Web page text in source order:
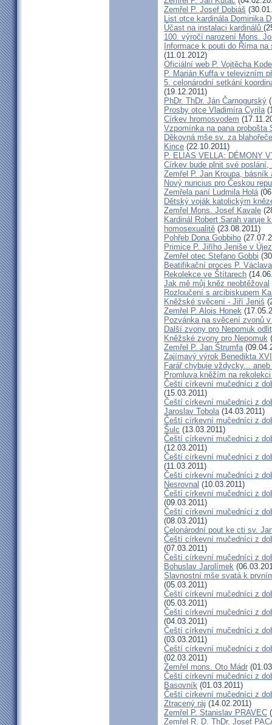
Zemřel P. Josef Dobiáš
List otce kardinála Dominika
Účast na instalaci kardinálů
100. výročí narození Mons.
Informace k pouti do Říma
(11.01.2012)
Oficiální web P. Vojtěcha
P. Marián Kuffa v televizním
5. celonárodní setkání
(19.12.2011)
PhDr. ThDr. Ján Čarnogurský
Prosby otce Vladimíra Cyrila
Církev hromosvodem
Vzpomínka na pana probošta
Děkovná mše sv. za
Kince (22.10.2011)
P. ELIAS VELLA: DÉMONY
Církev bude plnit své
Zemřel P. Jan Kroupa, básník
Nový nuncius pro Českou
Zemřela paní Ludmila Holá
Dětský voják katolickým
Zemřel Mons. Josef Kavale
Kardinál Robert Sarah varuje
homosexualitě (23.08.2011)
Pohřeb Dona Gobbiho
Primice P. Jiřího Jeniše v
Zemřel otec Stefano Gobbi
Beatifikační proces P.
Rekolekce ve Štítarech
Jak mě můj kněz neobtěžoval
Rozloučení s arcibiskupem
Kněžské svěcení - Jiří Jeniš
Zemřel P. Alois Honek
Pozvánka na svěcení zvonů
Další zvony pro Nepomuk
Kněžské zvony pro Nepomuk
Zemřel P. Jan Štrumfa
Zajímavý výrok Benedikta
Farář chybuje vždycky...
Promluva kněžím na
Čeští církevní mučedníci z
(15.03.2011)
Čeští církevní mučedníci z
Jaroslav Tobola(14.03.2011)
Čeští církevní mučedníci z
Šulc (13.03.2011)
Čeští církevní mučedníci z
(12.03.2011)
Čeští církevní mučedníci z
(11.03.2011)
Čeští církevní mučedníci z
Nesrovnal (10.03.2011)
Čeští církevní mučedníci z
(09.03.2011)
Čeští církevní mučedníci z
(08.03.2011)
Celonárodní pout ke cti sv.
Čeští církevní mučedníci z
(07.03.2011)
Čeští církevní mučedníci z
Bohuslav Jarolímek
Slavnostní mše svatá k
(05.03.2011)
Čeští církevní mučedníci z
(05.03.2011)
Čeští církevní mučedníci z
(04.03.2011)
Čeští církevní mučedníci z
(03.03.2011)
Čeští církevní mučedníci z
(02.03.2011)
Zemřel mons. Oto Mádr
Čeští církevní mučedníci z
Basovník (01.03.2011)
Čeští církevní mučedníci z
Ztracený ráj (14.02.2011)
Zemřel P. Stanislav PRAVEC
Zemřel R. D. ThDr. Josef